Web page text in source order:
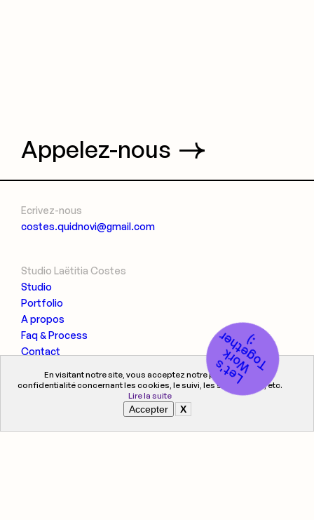
En visitant notre site, vous acceptez notre politique de
confidentialité concernant les cookies, le suivi, les statistiques, etc.
Lire la suite
Accepter X
Appelez-nous
Ecrivez-nous
costes.quidnovi@gmail.com
Studio Laëtitia Costes
Studio
Portfolio
A propos
Faq & Process
Contact
L
e
t
'
s
W
o
r
k
T
o
g
e
t
h
e
r
:
)